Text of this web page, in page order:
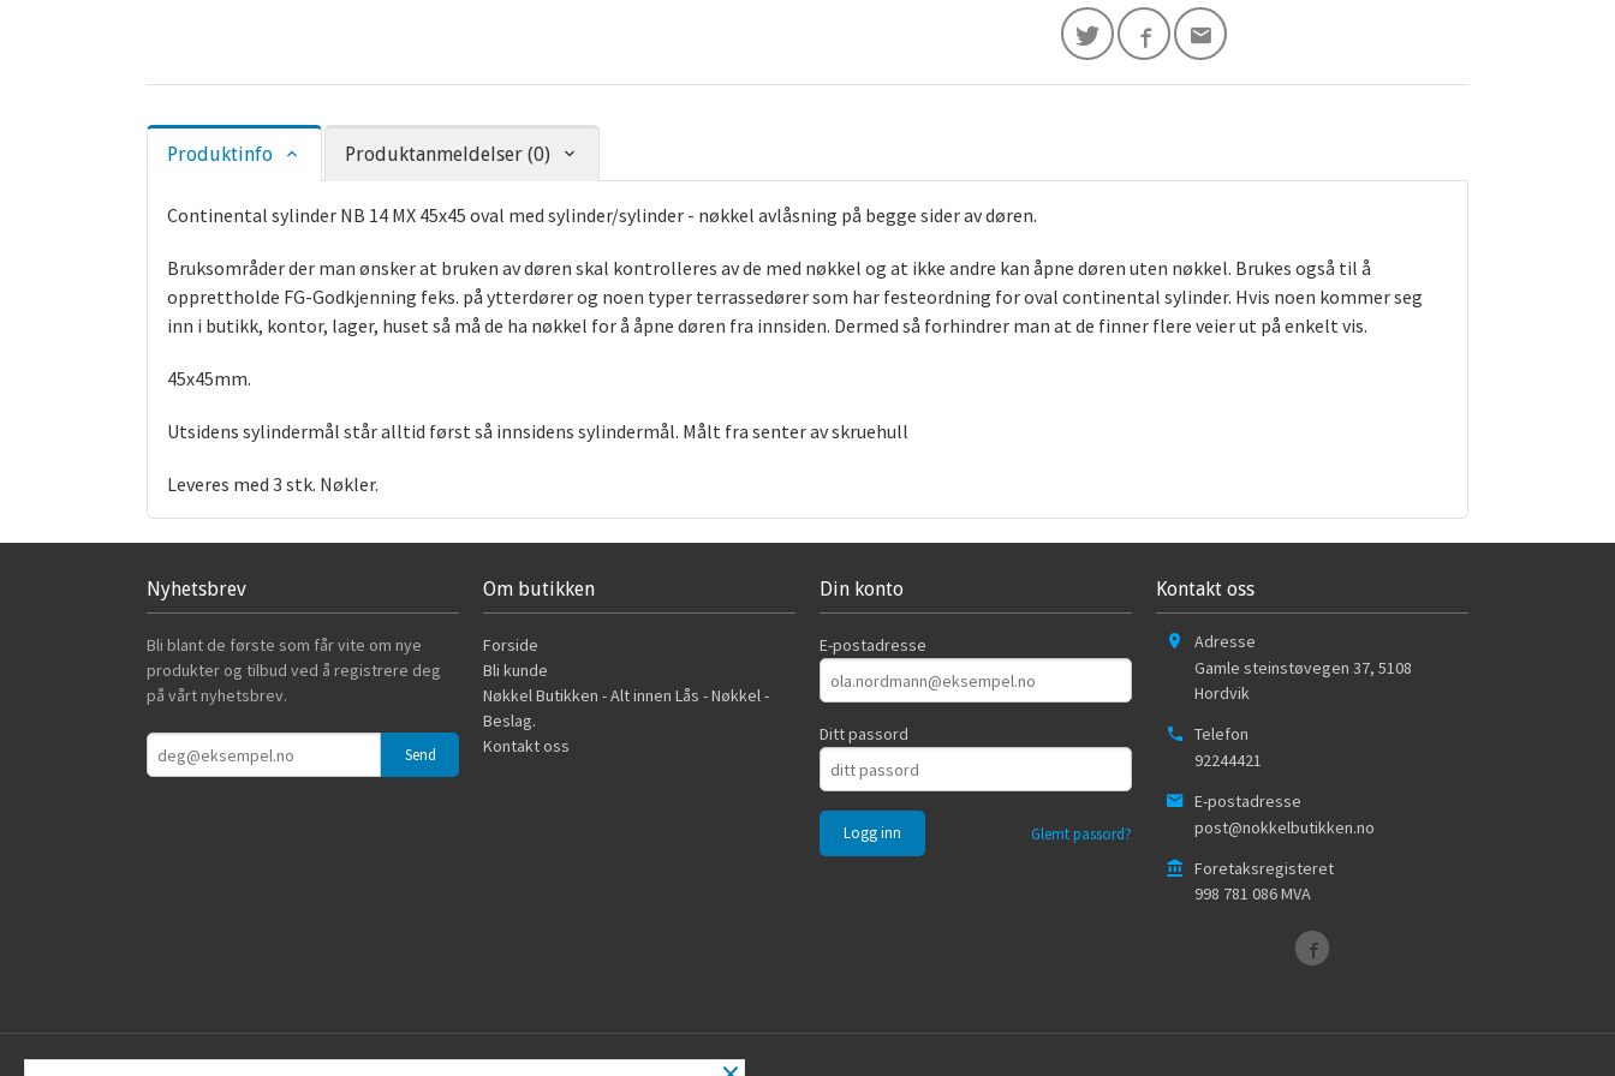
Produktinfo Produktanmeldelser (0)
Continental sylinder NB 14 MX 45x45 oval med sylinder/sylinder - nøkkel avlåsning på begge sider av døren.
Bruksområder der man ønsker at bruken av døren skal kontrolleres av de med nøkkel og at ikke andre kan åpne døren uten nøkkel. Brukes også til å
opprettholde FG-Godkjenning feks. på ytterdører og noen typer terrassedører som har festeordning for oval continental sylinder. Hvis noen kommer seg
inn i butikk, kontor, lager, huset så må de ha nøkkel for å åpne døren fra innsiden. Dermed så forhindrer man at de finner flere veier ut på enkelt vis.
45x45mm.
Utsidens sylindermål står alltid først så innsidens sylindermål. Målt fra senter av skruehull
Leveres med 3 stk. Nøkler.
Nyhetsbrev
Bli blant de første som får vite om nye
produkter og tilbud ved å registrere deg
på vårt nyhetsbrev.
Om butikken
Forside
Bli kunde
Nøkkel Butikken - Alt innen Lås - Nøkkel -
Beslag.
Kontakt oss
Din konto
E-postadresse
Ditt passord
Glemt passord?
Kontakt oss
Adresse
Gamle steinstøvegen 37, 5108
Hordvik
Telefon
92244421
E-postadresse
post@nokkelbutikken.no
Foretaksregisteret
998 781 086 MVA